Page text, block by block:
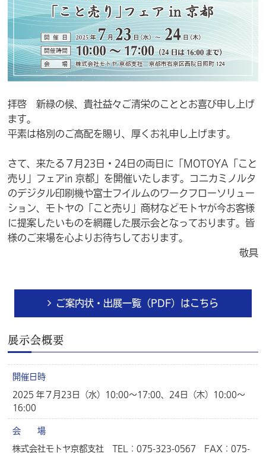
拝啓 新緑の候、貴社益々ご清栄のこととお喜び申し上げ
ます。
平素は格別のご高配を賜り、厚くお礼申し上げます。
さて、来たる７月23日・24日の両日に「MOTOYA「こと
売り」フェアin 京都」を開催いたします。コニカミノルタ
のデジタル印刷機や富士フイルムのワークフローソリュー
ション、モトヤの「こと売り」商材などモトヤが今お客様
に提案したいものを網羅した展示会となっております。皆
様のご来場を心よりお待ちしております。
敬具
ご案内状・出展一覧（PDF）はこちら
展示会概要
開催日時
2025 年７月23日（水）10:00～17:00、24日（木）10:00～
16:00
会 場
株式会社モトヤ京都支社 TEL：075-323-0567 FAX：075-